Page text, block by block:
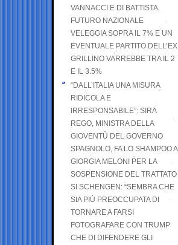
VANNACCI E DI BATTISTA.
FUTURO NAZIONALE
VELEGGIA SOPRA IL 7% E UN
EVENTUALE PARTITO DELL’EX
GRILLINO VARREBBE TRA IL 2
E IL 3.5%
“DALL’ITALIA UNA MISURA
RIDICOLA E
IRRESPONSABILE”: SIRA
REGO, MINISTRA DELLA
GIOVENTÙ DEL GOVERNO
SPAGNOLO, FA LO SHAMPOO A
GIORGIA MELONI PER LA
SOSPENSIONE DEL TRATTATO
SI SCHENGEN: “SEMBRA CHE
SIA PIÙ PREOCCUPATA DI
TORNARE A FARSI
FOTOGRAFARE CON TRUMP
CHE DI DIFENDERE GLI